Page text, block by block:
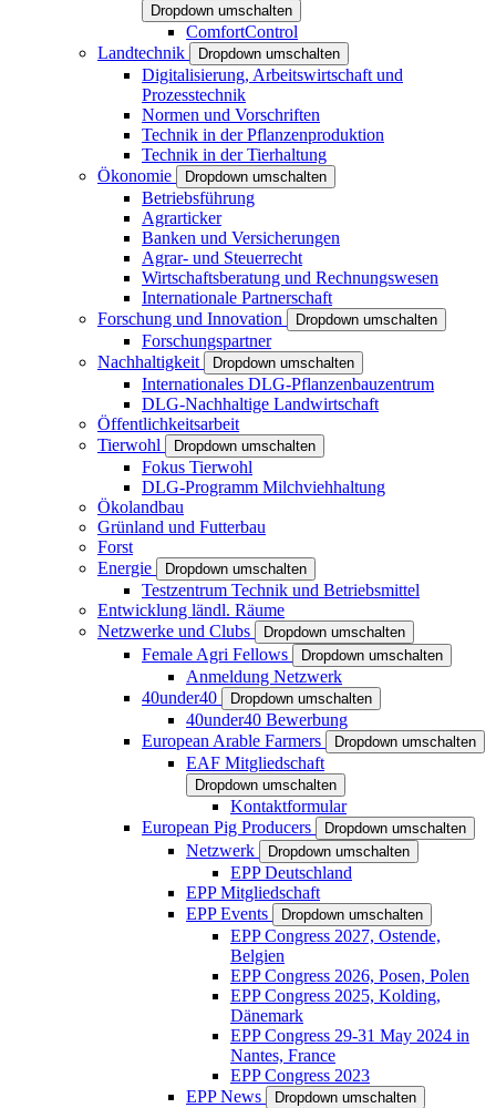
Dropdown umschalten
ComfortControl
Landtechnik
Dropdown umschalten
Digitalisierung, Arbeitswirtschaft und
Prozesstechnik
Normen und Vorschriften
Technik in der Pflanzenproduktion
Technik in der Tierhaltung
Ökonomie
Dropdown umschalten
Betriebsführung
Agrarticker
Banken und Versicherungen
Agrar- und Steuerrecht
Wirtschaftsberatung und Rechnungswesen
Internationale Partnerschaft
Forschung und Innovation
Dropdown umschalten
Forschungspartner
Nachhaltigkeit
Dropdown umschalten
Internationales DLG-Pflanzenbauzentrum
DLG-Nachhaltige Landwirtschaft
Öffentlichkeitsarbeit
Tierwohl
Dropdown umschalten
Fokus Tierwohl
DLG-Programm Milchviehhaltung
Ökolandbau
Grünland und Futterbau
Forst
Energie
Dropdown umschalten
Testzentrum Technik und Betriebsmittel
Entwicklung ländl. Räume
Netzwerke und Clubs
Dropdown umschalten
Female Agri Fellows Dropdown umschalten
Anmeldung Netzwerk
40under40
Dropdown umschalten
40under40 Bewerbung
European Arable Farmers
Dropdown umschalten
EAF Mitgliedschaft
Dropdown umschalten
Kontaktformular
European Pig Producers
Dropdown umschalten
Netzwerk Dropdown umschalten
EPP Deutschland
EPP Mitgliedschaft
EPP Events
Dropdown umschalten
EPP Congress 2027, Ostende,
Belgien
EPP Congress 2026, Posen, Polen
EPP Congress 2025, Kolding,
Dänemark
EPP Congress 29-31 May 2024 in
Nantes, France
EPP Congress 2023
EPP News
Dropdown umschalten